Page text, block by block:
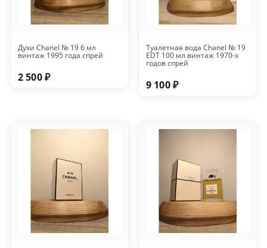
Духи Chanel № 19 6 мл
винтаж 1995 года спрей
2 500 ₽
Туалетная вода Chanel № 19
EDT 100 мл винтаж 1970-х
годов спрей
9 100 ₽